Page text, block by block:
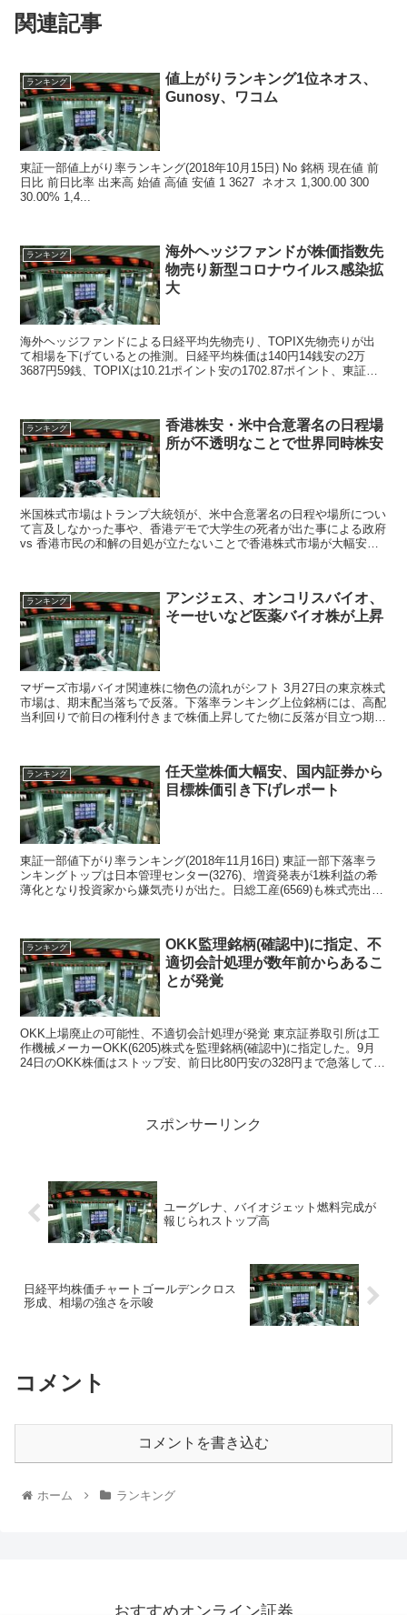
関連記事
ランキング
値上がりランキング1位ネオス、
Gunosy、ワコム
東証一部値上がり率ランキング(2018年10月15日) No 銘柄 現在値 前
日比 前日比率 出来高 始値 高値 安値 1 3627 ネオス 1,300.00 300
30.00% 1,4...
ランキング
海外ヘッジファンドが株価指数先
物売り新型コロナウイルス感染拡
大
海外ヘッジファンドによる日経平均先物売り、TOPIX先物売りが出
て相場を下げているとの推測。日経平均株価は140円14銭安の2万
3687円59銭、TOPIXは10.21ポイント安の1702.87ポイント、東証一
ランキング
香港株安・米中合意署名の日程場
所が不透明なことで世界同時株安
米国株式市場はトランプ大統領が、米中合意署名の日程や場所につい
て言及しなかった事や、香港デモで大学生の死者が出た事による政府
vs 香港市民の和解の目処が立たないことで香港株式市場が大幅安と
ランキング
アンジェス、オンコリスバイオ、
そーせいなど医薬バイオ株が上昇
マザーズ市場バイオ関連株に物色の流れがシフト 3月27日の東京株式
市場は、期末配当落ちで反落。下落率ランキング上位銘柄には、高配
当利回りで前日の権利付きまで株価上昇してた物に反落が目立つ期末
ランキング
任天堂株価大幅安、国内証券から
目標株価引き下げレポート
東証一部値下がり率ランキング(2018年11月16日) 東証一部下落率ラ
ンキングトップは日本管理センター(3276)、増資発表が1株利益の希
薄化となり投資家から嫌気売りが出た。日総工産(6569)も株式売出し
ランキング
OKK監理銘柄(確認中)に指定、不
適切会計処理が数年前からあるこ
とが発覚
OKK上場廃止の可能性、不適切会計処理が発覚 東京証券取引所は工
作機械メーカーOKK(6205)株式を監理銘柄(確認中)に指定した。9月
24日のOKK株価はストップ安、前日比80円安の328円まで急落して東
スポンサーリンク
ユーグレナ、バイオジェット燃料完成が
報じられストップ高
日経平均株価チャートゴールデンクロス
形成、相場の強さを示唆
コメント
コメントを書き込む
ホーム ランキング